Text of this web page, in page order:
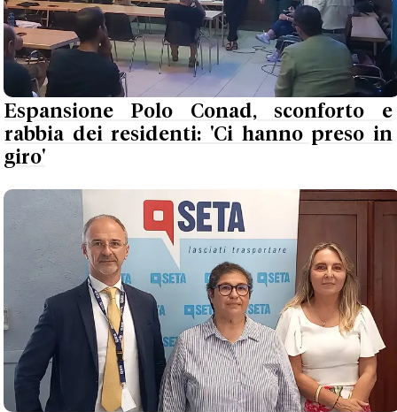
Espansione Polo Conad, sconforto e
rabbia dei residenti: 'Ci hanno preso in
giro'